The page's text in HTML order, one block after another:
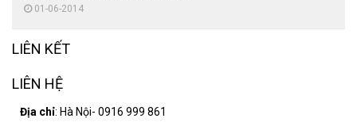
01-06-2014
LIÊN KẾT
LIÊN HỆ
Địa chỉ: Hà Nội- 0916 999 861